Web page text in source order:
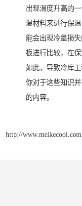
出现温度升高的
温材料来进行保
能会出现冷量损
板进行比较，在
如此，导致冷库
你对于这些知识
的内容。
http://www.meikecool.com